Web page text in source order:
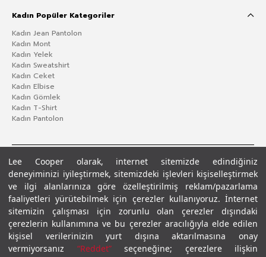
Lee Cooper olarak, internet sitemizde edindiğiniz
deneyiminizi iyileştirmek, sitemizdeki işlevleri kişiselleştirmek
ve ilgi alanlarınıza göre özelleştirilmiş reklam/pazarlama
faaliyetleri yürütebilmek için çerezler kullanıyoruz. İnternet
sitemizin çalışması için zorunlu olan çerezler dışındaki
çerezlerin kullanımına ve bu çerezler aracılığıyla elde edilen
kişisel verilerinizin yurt dışına aktarılmasına onay
vermiyorsanız “Reddet”seçeneğine; çerezlere ilişkin
Kadın Popüler Kategoriler
Kadın Jean Pantolon
Kadın Mont
Kadın Yelek
Kadın Sweatshirt
Kadın Ceket
Kadın Elbise
Kadın Gömlek
Kadın T-Shirt
Kadın Pantolon
Gizlilik PolitikasıÇerez Politikası KVKK Aydınlatma MetniŞartlar ve Koşullar
© 2026 Leecooper - Tüm Hakları Saklıdır.